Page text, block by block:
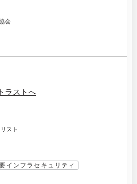
会
ラストへ
スト
インフラセキュリティ